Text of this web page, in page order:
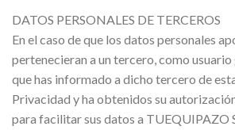
DATOS PERSONALES DE TERCEROS
En el caso de que los datos personales
pertenecieran a un tercero, como
que has informado a dicho tercero de
Privacidad y ha obtenidos su
para facilitar sus datos a TUEQUIPAZO